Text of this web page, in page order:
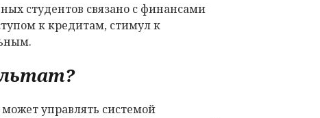
студентов связано с финансами
к кредитам, стимул к
управлять системой